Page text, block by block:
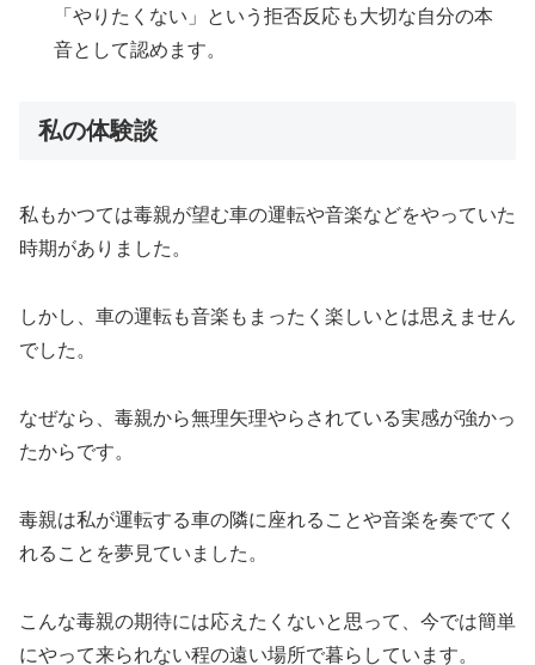
「やりたくない」という拒否反応も大切な自分の本
音として認めます。
私の体験談
私もかつては毒親が望む車の運転や音楽などをやっていた
時期がありました。
しかし、車の運転も音楽もまったく楽しいとは思えません
でした。
なぜなら、毒親から無理矢理やらされている実感が強かっ
たからです。
毒親は私が運転する車の隣に座れることや音楽を奏でてく
れることを夢見ていました。
こんな毒親の期待には応えたくないと思って、今では簡単
にやって来られない程の遠い場所で暮らしています。